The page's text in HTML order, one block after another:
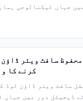
کرنے کا
ڈیجیٹل دور میں جہاں